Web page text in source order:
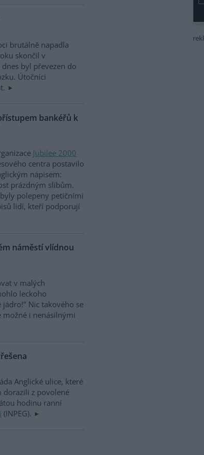
brutálně napadla
skončil v
byl převezen do
Útočníci
bankéřů k
Jubilee 2000
centra postavilo
nápisem:
prázdným slibům.
polepeny petičními
lidí, kteří podporují
náměstí vlídnou
v malých
leckoho
Nic takového se
možné i nenásilnými
Anglické ulice, které
dorazili z povolené
hodinu ranní
(INPEG).